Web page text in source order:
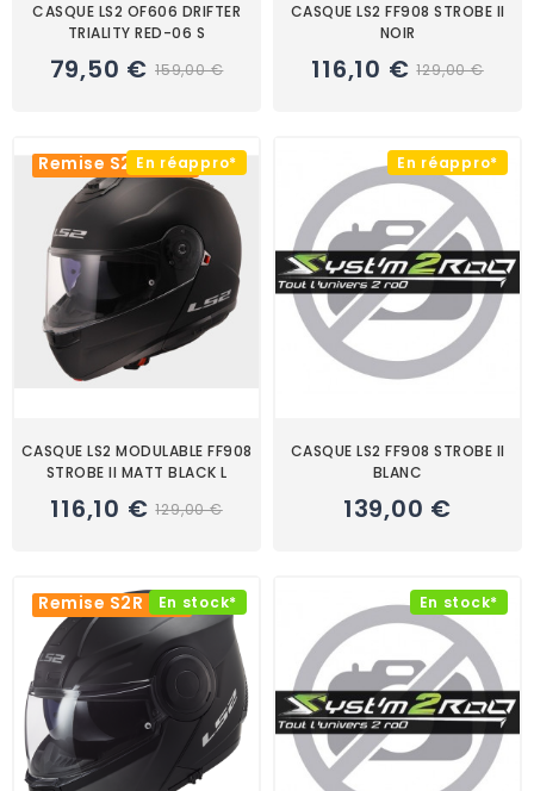
CASQUE LS2 OF606 DRIFTER
TRIALITY RED-06 S
79,50 € 159,00 €
CASQUE LS2 FF908 STROBE II
NOIR
116,10 € 129,00 €
En réappro*
Remise S2R -10%
CASQUE LS2 MODULABLE FF908
STROBE II MATT BLACK L
116,10 € 129,00 €
En réappro*
CASQUE LS2 FF908 STROBE II
BLANC
139,00 €
En stock*
Remise S2R -8% En stock*